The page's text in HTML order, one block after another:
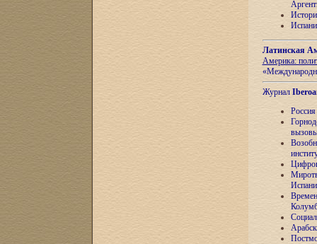
Латинская
Америка:
Журнал